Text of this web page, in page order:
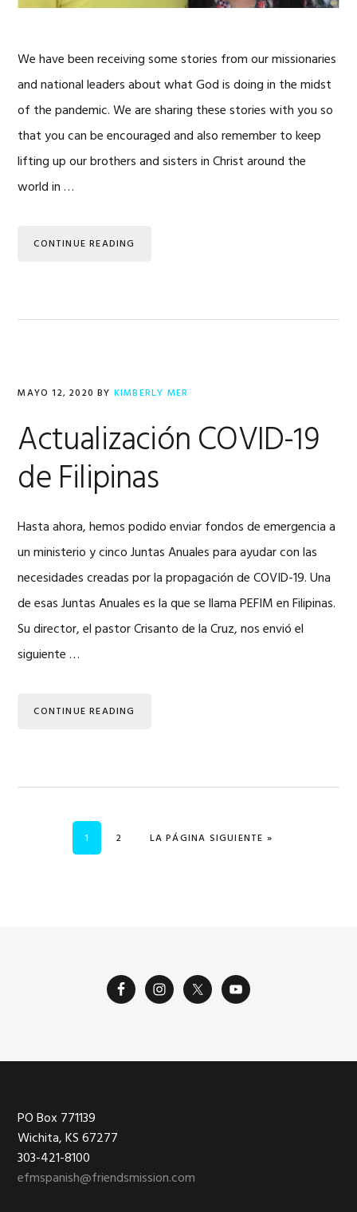
We have been receiving some stories from our missionaries
and national leaders about what God is doing in the midst
of the pandemic. We are sharing these stories with you so
that you can be encouraged and also remember to keep
lifting up our brothers and sisters in Christ around the
world in …
CONTINUE READING
MAYO 12, 2020 BY KIMBERLY MER
Actualización COVID-19
de Filipinas
Hasta ahora, hemos podido enviar fondos de emergencia a
un ministerio y cinco Juntas Anuales para ayudar con las
necesidades creadas por la propagación de COVID-19. Una
de esas Juntas Anuales es la que se llama PEFIM en Filipinas.
Su director, el pastor Crisanto de la Cruz, nos envió el
siguiente …
CONTINUE READING
PÁGINA
1 PÁGINA
2 IR A
LA PÁGINA SIGUIENTE »
Footer
PO Box 771139
Wichita, KS 67277
303-421-8100
efmspanish@friendsmission.com